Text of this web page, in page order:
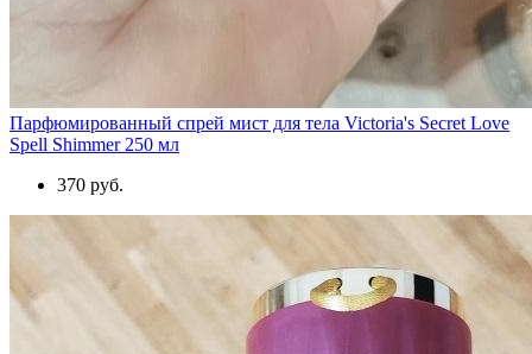
Парфюмированный спрей мист для тела Victoria's Secret Love
Spell Shimmer 250 мл
370 руб.